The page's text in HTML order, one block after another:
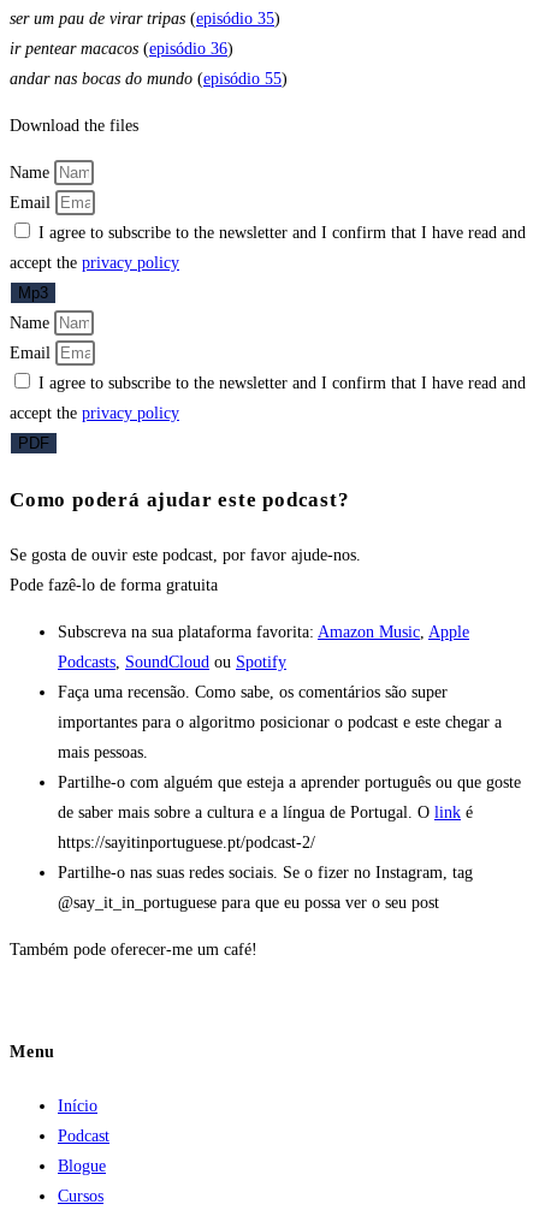
ser um pau de virar tripas (episódio 35)
ir pentear macacos (episódio 36)
andar nas bocas do mundo (episódio 55)
Download the files
Name
Email
I agree to subscribe to the newsletter and I confirm that I have read and
accept the privacy policy
Mp3
Name
Email
I agree to subscribe to the newsletter and I confirm that I have read and
accept the privacy policy
PDF
Como poderá ajudar este podcast?
Se gosta de ouvir este podcast, por favor ajude-nos.
Pode fazê-lo de forma gratuita
Subscreva na sua plataforma favorita: Amazon Music, Apple
Podcasts, SoundCloud ou Spotify
Faça uma recensão. Como sabe, os comentários são super
importantes para o algoritmo posicionar o podcast e este chegar a
mais pessoas.
Partilhe-o com alguém que esteja a aprender português ou que goste
de saber mais sobre a cultura e a língua de Portugal. O link é
https://sayitinportuguese.pt/podcast-2/
Partilhe-o nas suas redes sociais. Se o fizer no Instagram, tag
@say_it_in_portuguese para que eu possa ver o seu post
Também pode oferecer-me um café!
Menu
Início
Podcast
Blogue
Cursos